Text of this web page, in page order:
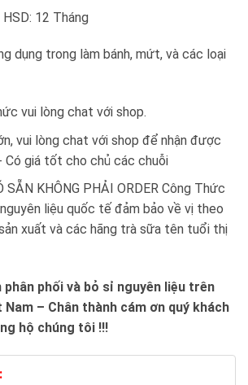
12 Tháng
dụng trong làm bánh, mứt, và các loại
vui lòng chat với shop.
vui lòng chat với shop để nhận được
Có giá tốt cho chủ các chuỗi
SẴN KHÔNG PHẢI ORDER Công Thức
liệu quốc tế đảm bảo về vị theo
xuất và các hãng trà sữa tên tuổi thị
phân phối và bỏ sỉ nguyên liệu trên
– Chân thành cám ơn quý khách
hộ chúng tôi !!!